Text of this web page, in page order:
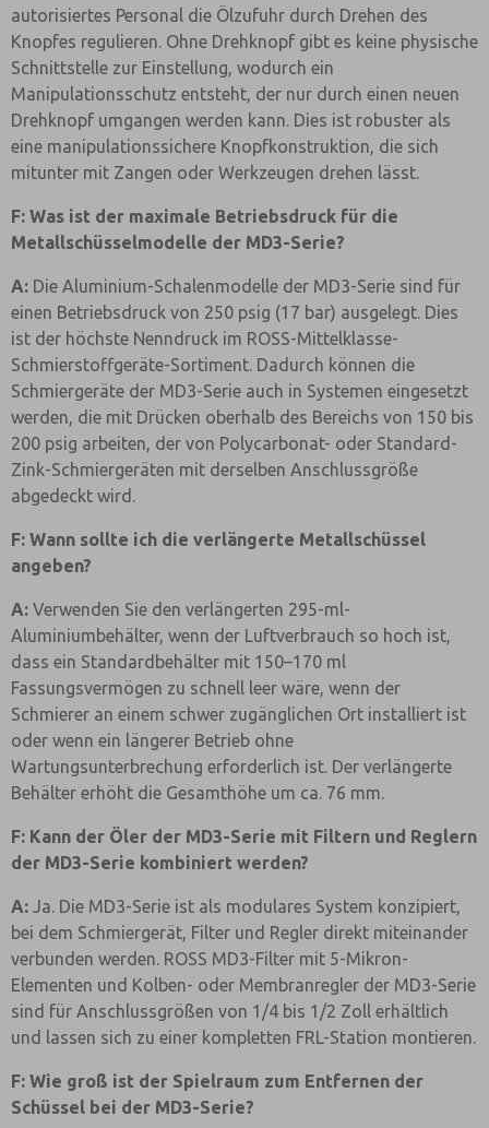
autorisiertes Personal die Ölzufuhr durch Drehen des
Knopfes regulieren. Ohne Drehknopf gibt es keine physische
Schnittstelle zur Einstellung, wodurch ein
Manipulationsschutz entsteht, der nur durch einen neuen
Drehknopf umgangen werden kann. Dies ist robuster als
eine manipulationssichere Knopfkonstruktion, die sich
mitunter mit Zangen oder Werkzeugen drehen lässt.
F: Was ist der maximale Betriebsdruck für die
Metallschüsselmodelle der MD3-Serie?
A: Die Aluminium-Schalenmodelle der MD3-Serie sind für
einen Betriebsdruck von 250 psig (17 bar) ausgelegt. Dies
ist der höchste Nenndruck im ROSS-Mittelklasse-
Schmierstoffgeräte-Sortiment. Dadurch können die
Schmiergeräte der MD3-Serie auch in Systemen eingesetzt
werden, die mit Drücken oberhalb des Bereichs von 150 bis
200 psig arbeiten, der von Polycarbonat- oder Standard-
Zink-Schmiergeräten mit derselben Anschlussgröße
abgedeckt wird.
F: Wann sollte ich die verlängerte Metallschüssel
angeben?
A: Verwenden Sie den verlängerten 295-ml-
Aluminiumbehälter, wenn der Luftverbrauch so hoch ist,
dass ein Standardbehälter mit 150–170 ml
Fassungsvermögen zu schnell leer wäre, wenn der
Schmierer an einem schwer zugänglichen Ort installiert ist
oder wenn ein längerer Betrieb ohne
Wartungsunterbrechung erforderlich ist. Der verlängerte
Behälter erhöht die Gesamthöhe um ca. 76 mm.
F: Kann der Öler der MD3-Serie mit Filtern und Reglern
der MD3-Serie kombiniert werden?
A: Ja. Die MD3-Serie ist als modulares System konzipiert,
bei dem Schmiergerät, Filter und Regler direkt miteinander
verbunden werden. ROSS MD3-Filter mit 5-Mikron-
Elementen und Kolben- oder Membranregler der MD3-Serie
sind für Anschlussgrößen von 1/4 bis 1/2 Zoll erhältlich
und lassen sich zu einer kompletten FRL-Station montieren.
F: Wie groß ist der Spielraum zum Entfernen der
Schüssel bei der MD3-Serie?